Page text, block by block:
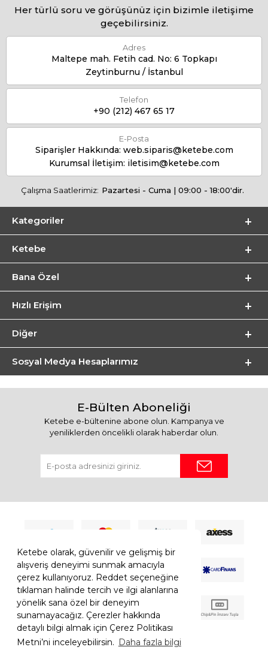
Ketebe olarak, güvenilir ve gelişmiş bir
alışveriş deneyimi sunmak amacıyla
çerez kullanıyoruz. Reddet seçeneğine
tıklaman halinde tercih ve ilgi alanlarına
yönelik sana özel bir deneyim
sunamayacağız. Çerezler hakkında
detaylı bilgi almak için Çerez Politikası
Metni’ni inceleyebilirsin. Daha fazla bilgi
Her türlü soru ve görüşünüz için bizimle iletişime
geçebilirsiniz.
Adres
Maltepe mah. Fetih cad. No: 6 Topkapı
Zeytinburnu / İstanbul
Telefon
+90 (212) 467 65 17
E-Posta
Siparişler Hakkında: web.siparis@ketebe.com
Kurumsal İletişim: iletisim@ketebe.com
Çalışma Saatlerimiz: Pazartesi - Cuma | 09:00 - 18:00'dir.
Kategoriler
Ketebe
Bana Özel
Hızlı Erişim
Diğer
Sosyal Medya Hesaplarımız
E-Bülten Aboneliği
Ketebe e-bültenine abone olun. Kampanya ve
yeniliklerden öncelikli olarak haberdar olun.